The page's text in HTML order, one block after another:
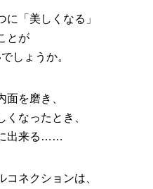
に「美しくなる」
とが
しょうか。
面を磨き、
くなったとき、
出来る……
ネクションは、